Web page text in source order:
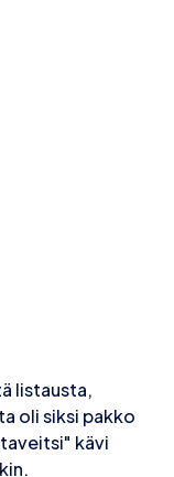
listausta,
oli siksi pakko
kävi